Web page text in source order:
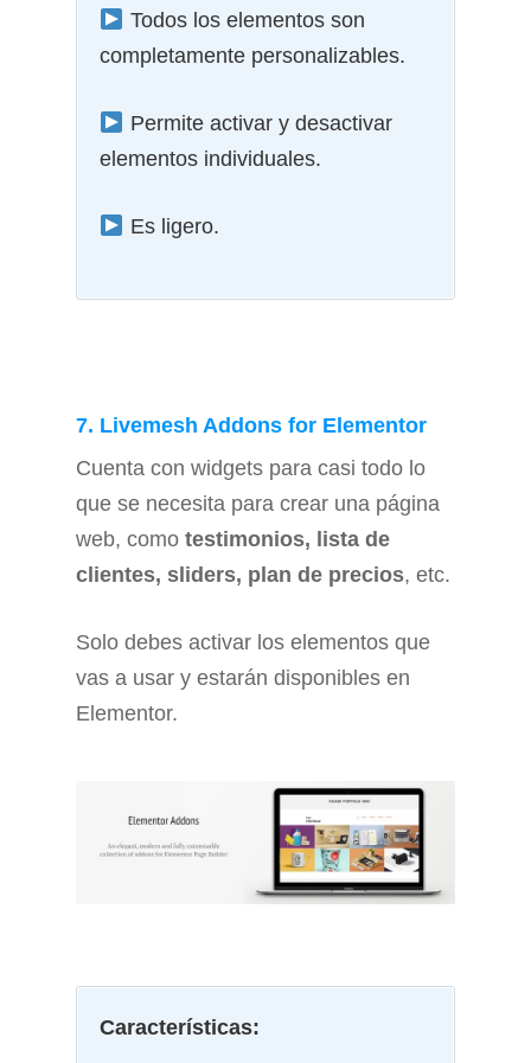
Todos los elementos son
completamente personalizables.
Permite activar y desactivar
elementos individuales.
Es ligero.
7. Livemesh Addons for Elementor
Cuenta con widgets para casi todo lo
que se necesita para crear una página
web, como testimonios, lista de
clientes, sliders, plan de precios, etc.
Solo debes activar los elementos que
vas a usar y estarán disponibles en
Elementor.
Características: